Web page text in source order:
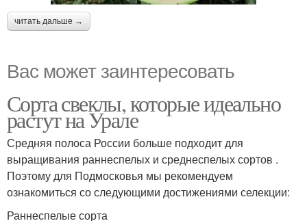
читать дальше →
Вас может заинтересовать
Сорта свеклы, которые идеально
растут на Урале
Средняя полоса России больше подходит для
выращивания раннеспелых и среднеспелых сортов .
Поэтому для Подмосковья мы рекомендуем
ознакомиться со следующими достижениями селекции:
Раннеспелые сорта